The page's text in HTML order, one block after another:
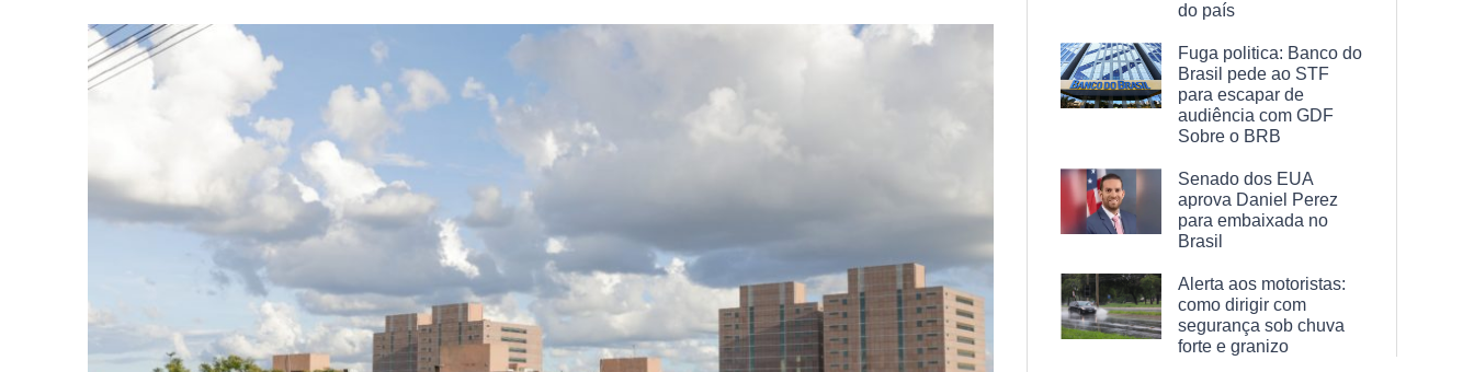
do país
Fuga politica: Banco do
Brasil pede ao STF
para escapar de
audiência com GDF
Sobre o BRB
Senado dos EUA
aprova Daniel Perez
para embaixada no
Brasil
Alerta aos motoristas:
como dirigir com
segurança sob chuva
forte e granizo